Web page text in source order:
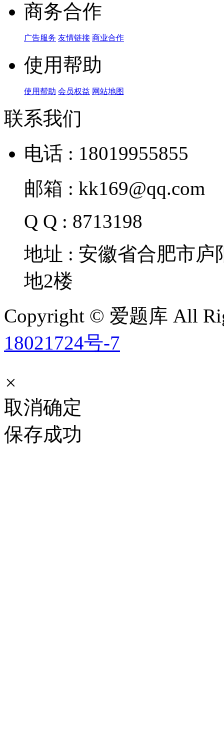
商务合作
广告服务 友情链接 商业合作
使用帮助
使用帮助 会员权益 网站地图
联系我们
电话 : 18019955855
邮箱 : kk169@qq.com
Q Q : 8713198
地址 : 安徽省合肥市
地2楼
Copyright © 爱题库 All
18021724号-7
×
取消确定
保存成功